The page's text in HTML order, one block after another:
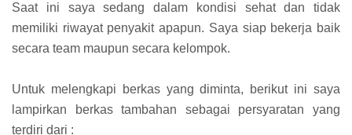
Saat ini saya sedang dalam kondisi sehat dan tidak
memiliki riwayat penyakit apapun. Saya siap bekerja baik
secara team maupun secara kelompok.
Untuk melengkapi berkas yang diminta, berikut ini saya
lampirkan berkas tambahan sebagai persyaratan yang
terdiri dari :